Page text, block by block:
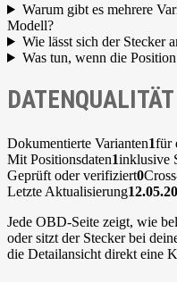
Warum gibt es mehrere
Modell?
Wie lässt sich der Stecker
Was tun, wenn die
Dokumentierte Varianten1für
Mit Positionsdaten1inklusive
Geprüft oder verifiziert0
Letzte Aktualisierung
Jede OBD-Seite zeigt, wie
oder sitzt der Stecker bei
die Detailansicht direkt eine